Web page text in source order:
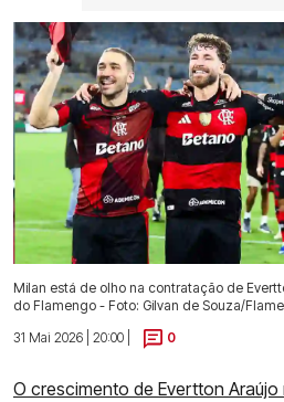
Milan está de olho na contratação de
do Flamengo - Foto: Gilvan de Souza/
31 Mai 2026 | 20:00 |
0
O crescimento de Evertton Araújo